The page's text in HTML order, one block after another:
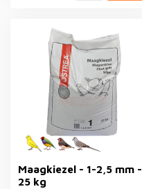
Maagkiezel - 1-2,5 mm -
25 kg